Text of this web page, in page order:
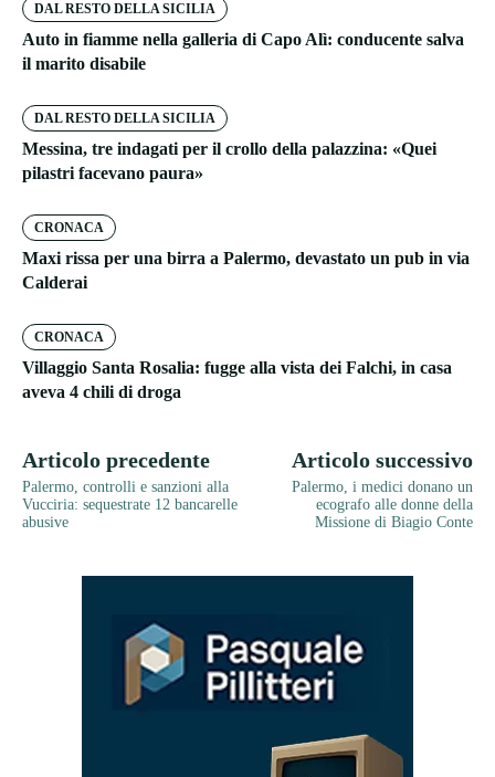
DAL RESTO DELLA SICILIA
Auto in fiamme nella galleria di Capo Alì: conducente salva
il marito disabile
DAL RESTO DELLA SICILIA
Messina, tre indagati per il crollo della palazzina: «Quei
pilastri facevano paura»
CRONACA
Maxi rissa per una birra a Palermo, devastato un pub in via
Calderai
CRONACA
Villaggio Santa Rosalia: fugge alla vista dei Falchi, in casa
aveva 4 chili di droga
Articolo precedente
Palermo, controlli e sanzioni alla
Vucciria: sequestrate 12 bancarelle
abusive
Articolo successivo
Palermo, i medici donano un
ecografo alle donne della
Missione di Biagio Conte